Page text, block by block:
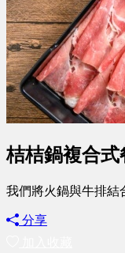
桔桔鍋複合式
我們將火鍋與牛排結
分享